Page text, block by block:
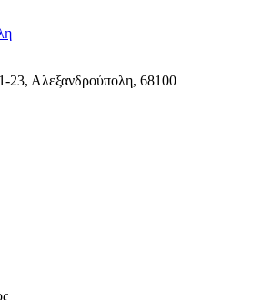
23, Αλεξανδρούπολη, 68100